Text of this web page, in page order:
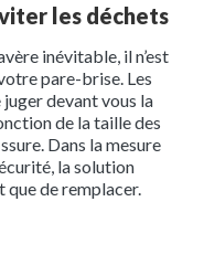
les déchets
inévitable, il n’est
pare-brise. Les
devant vous la
de la taille des
Dans la mesure
la solution
de remplacer.